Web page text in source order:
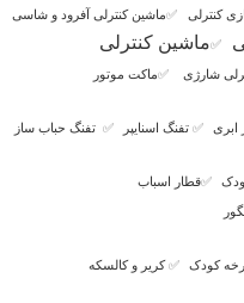
کنترلی ✅ماشین کنترلی آفرود و شاسی
✅ماشین کنترلی
شارژی ✅ماکت موتور
ابری ✅ تفنگ اسنایپر ✅ تفنگ حباب ساز
✅قطار اسباب
کودک ✅کریر و کالسکه